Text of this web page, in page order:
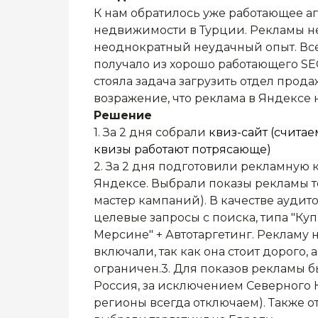
К нам обратилось уже работающее
недвижимости в Турции. Рекламы
неоднократный неудачный опыт.
получало из хорошо работающего
стояла задача загрузить отдел
возражение, что реклама в Яндексе
Решение
1. За 2 дня собрали квиз-сайт
квизы работают потрясающе)
2. За 2 дня подготовили рекламную
Яндексе. Выбрали показы рекламы
мастер кампаний). В качестве
целевые запросы с поиска, типа
Мерсине" + Автотаргетинг. Рекламу
включали, так как она стоит
ограничен.3. Для показов рекламы
Россия, за исключением Северного
регионы всегда отключаем). Также